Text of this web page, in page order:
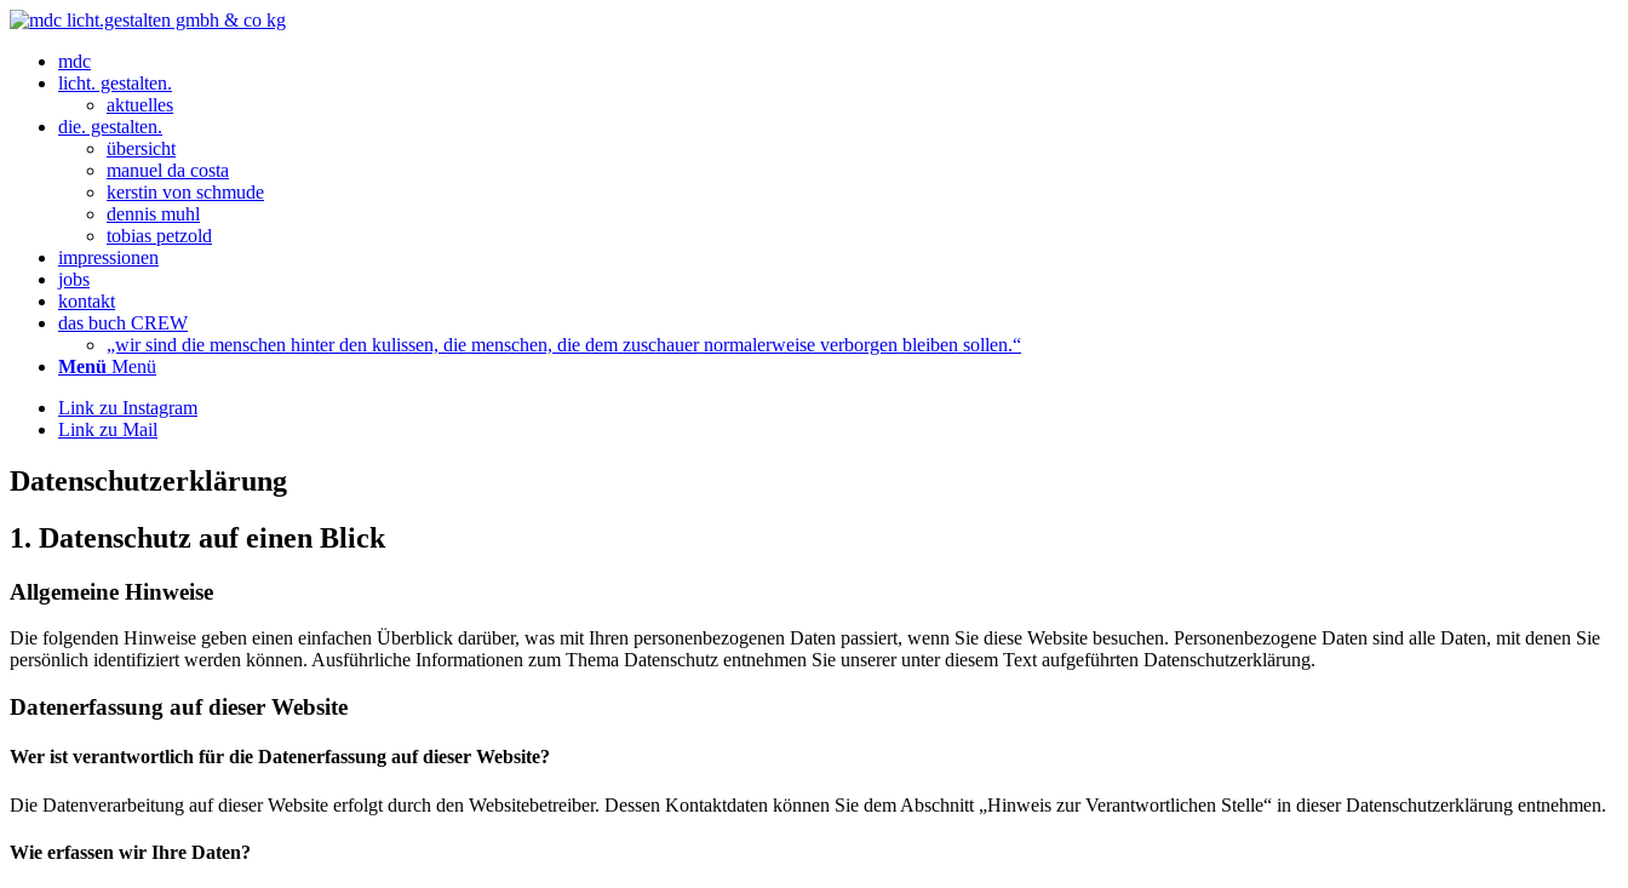
mdc
licht. gestalten.
aktuelles
die. gestalten.
übersicht
manuel da costa
kerstin von schmude
dennis muhl
tobias petzold
impressionen
jobs
kontakt
das buch CREW
„wir sind die menschen hinter den kulissen, die menschen, die dem zuschauer normalerweise verborgen bleiben sollen.“
Menü Menü
Link zu Instagram
Link zu Mail
Datenschutz­erklärung
1. Datenschutz auf einen Blick
Allgemeine Hinweise
Die folgenden Hinweise geben einen einfachen Überblick darüber, was mit Ihren personenbezogenen Daten passiert, wenn Sie diese Website besuchen. Personenbezogene Daten sind alle Daten, mit denen Sie
persönlich identifiziert werden können. Ausführliche Informationen zum Thema Datenschutz entnehmen Sie unserer unter diesem Text aufgeführten Datenschutzerklärung.
Datenerfassung auf dieser Website
Wer ist verantwortlich für die Datenerfassung auf dieser Website?
Die Datenverarbeitung auf dieser Website erfolgt durch den Websitebetreiber. Dessen Kontaktdaten können Sie dem Abschnitt „Hinweis zur Verantwortlichen Stelle“ in dieser Datenschutzerklärung entnehmen.
Wie erfassen wir Ihre Daten?